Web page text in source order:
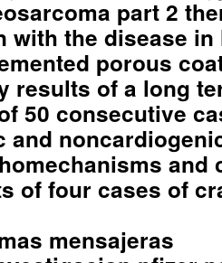
part 2
with the disease in
porous
results of a long
50 consecutive
and
and
of four cases of
mensajeras